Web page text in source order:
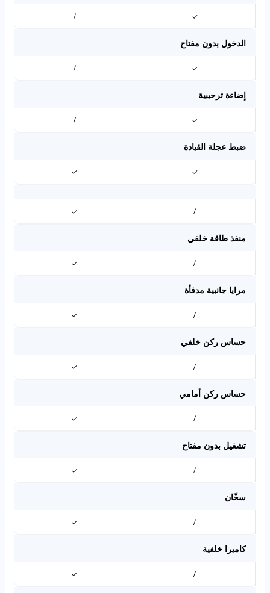
✓
/
الدخول بدون مفتاح
✓
/
إضاءة ترحيبية
✓
/
ضبط عجلة القيادة
✓
✓
/
✓
منفذ طاقة خلفي
/
✓
مرايا جانبية مدفأة
/
✓
حساس ركن خلفي
/
✓
حساس ركن أمامي
/
✓
تشغيل بدون مفتاح
/
✓
سخّان
/
✓
كاميرا خلفية
/
✓